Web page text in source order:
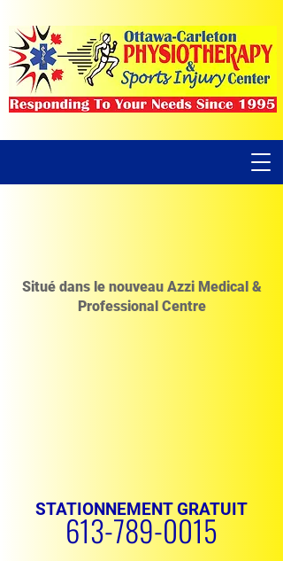
Situé dans le nouveau Azzi Medical &
Professional Centre
STATIONNEMENT GRATUIT
613-789-0015